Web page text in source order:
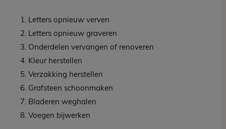
1. Letters opnieuw verven
2. Letters opnieuw graveren
3. Onderdelen vervangen of renoveren
4. Kleur herstellen
5. Verzakking herstellen
6. Grafsteen schoonmaken
7. Bladeren weghalen
8. Voegen bijwerken